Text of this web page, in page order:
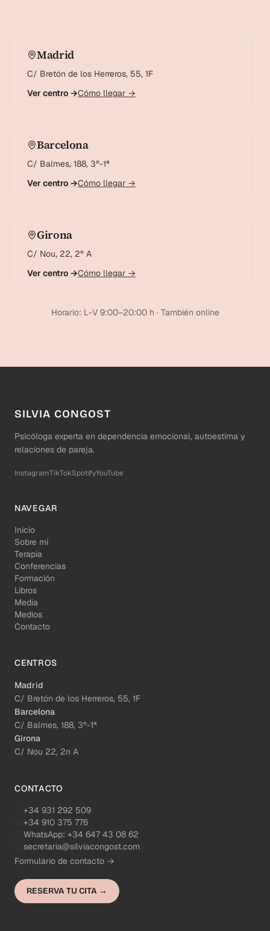
Madrid
C/ Bretón de los Herreros, 55, 1F
Ver centro →Cómo llegar →
Barcelona
C/ Balmes, 188, 3º-1ª
Ver centro →Cómo llegar →
Girona
C/ Nou, 22, 2º A
Ver centro →Cómo llegar →
Horario: L-V 9:00–20:00 h · También online
SILVIA CONGOST
Psicóloga experta en dependencia emocional, autoestima y
relaciones de pareja.
InstagramTikTokSpotifyYouTube
NAVEGAR
Inicio
Sobre mí
Terapia
Conferencias
Formación
Libros
Media
Medios
Contacto
CENTROS
Madrid
C/ Bretón de los Herreros, 55, 1F
Barcelona
C/ Balmes, 188, 3º-1ª
Girona
C/ Nou 22, 2n A
CONTACTO
+34 931 292 509
+34 910 375 776
WhatsApp: +34 647 43 08 62
secretaria@silviacongost.com
Formulario de contacto →
RESERVA TU CITA →